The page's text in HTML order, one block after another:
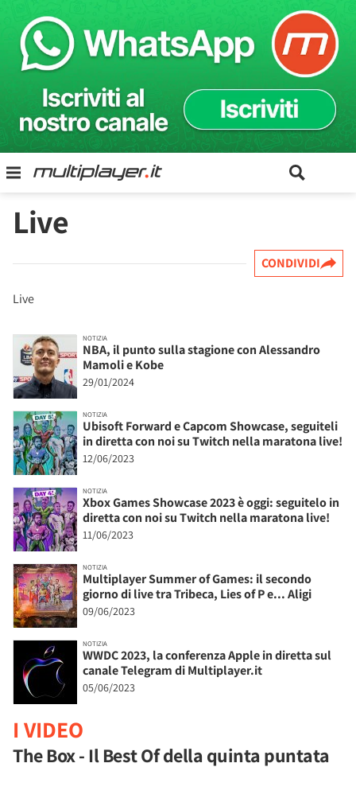
Live
CONDIVIDI
Live
NOTIZIA
NBA, il punto sulla stagione con Alessandro
Mamoli e Kobe
29/01/2024
NOTIZIA
Ubisoft Forward e Capcom Showcase, seguiteli
in diretta con noi su Twitch nella maratona live!
12/06/2023
NOTIZIA
Xbox Games Showcase 2023 è oggi: seguitelo in
diretta con noi su Twitch nella maratona live!
11/06/2023
NOTIZIA
Multiplayer Summer of Games: il secondo
giorno di live tra Tribeca, Lies of P e... Aligi
09/06/2023
NOTIZIA
WWDC 2023, la conferenza Apple in diretta sul
canale Telegram di Multiplayer.it
05/06/2023
I VIDEO
The Box - Il Best Of della quinta puntata